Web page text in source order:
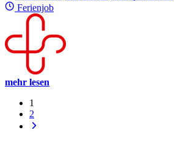
Ferienjob
mehr lesen
1
2